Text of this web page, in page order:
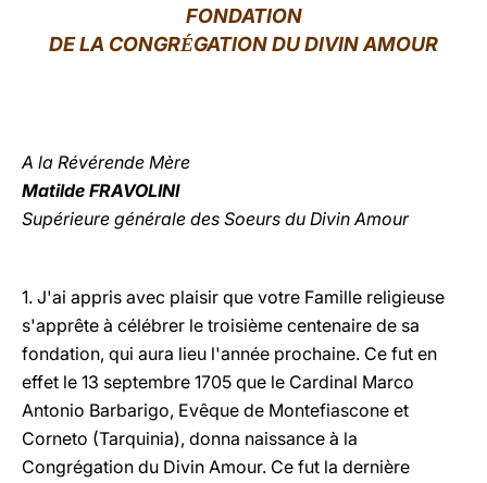
FONDATION
DE LA CONGRÉGATION DU DIVIN AMOUR
A la Révérende Mère
Matilde FRAVOLINI
Supérieure générale des Soeurs du Divin Amour
1. J'ai appris avec plaisir que votre Famille religieuse
s'apprête à célébrer le troisième centenaire de sa
fondation, qui aura lieu l'année prochaine. Ce fut en
effet le 13 septembre 1705 que le Cardinal Marco
Antonio Barbarigo, Evêque de Montefiascone et
Corneto (Tarquinia), donna naissance à la
Congrégation du Divin Amour. Ce fut la dernière